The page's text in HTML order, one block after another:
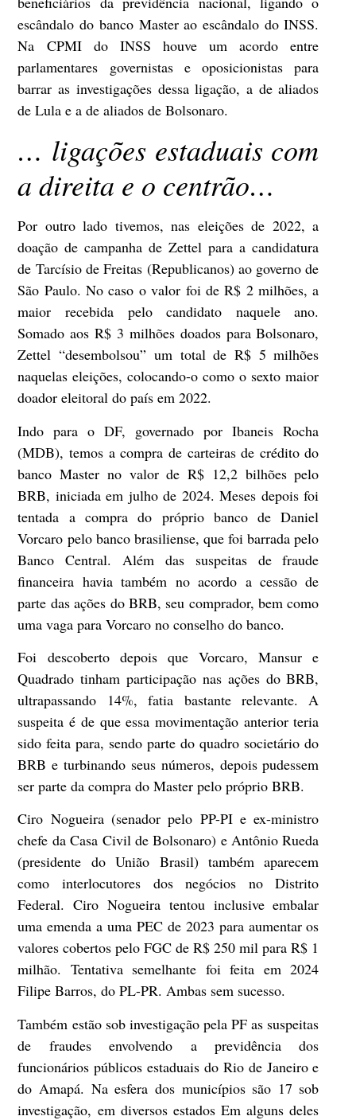
escândalo do banco Master ao escândalo do INSS.
Na CPMI do INSS houve um acordo entre
parlamentares governistas e oposicionistas para
barrar as investigações dessa ligação, a de aliados
de Lula e a de aliados de Bolsonaro.
… ligações estaduais com
a direita e o centrão…
Por outro lado tivemos, nas eleições de 2022, a
doação de campanha de Zettel para a candidatura
de Tarcísio de Freitas (Republicanos) ao governo de
São Paulo. No caso o valor foi de R$ 2 milhões, a
maior recebida pelo candidato naquele ano.
Somado aos R$ 3 milhões doados para Bolsonaro,
Zettel “desembolsou” um total de R$ 5 milhões
naquelas eleições, colocando-o como o sexto maior
doador eleitoral do país em 2022.
Indo para o DF, governado por Ibaneis Rocha
(MDB), temos a compra de carteiras de crédito do
banco Master no valor de R$ 12,2 bilhões pelo
BRB, iniciada em julho de 2024. Meses depois foi
tentada a compra do próprio banco de Daniel
Vorcaro pelo banco brasiliense, que foi barrada pelo
Banco Central. Além das suspeitas de fraude
financeira havia também no acordo a cessão de
parte das ações do BRB, seu comprador, bem como
uma vaga para Vorcaro no conselho do banco.
Foi descoberto depois que Vorcaro, Mansur e
Quadrado tinham participação nas ações do BRB,
ultrapassando 14%, fatia bastante relevante. A
suspeita é de que essa movimentação anterior teria
sido feita para, sendo parte do quadro societário do
BRB e turbinando seus números, depois pudessem
ser parte da compra do Master pelo próprio BRB.
Ciro Nogueira (senador pelo PP-PI e ex-ministro
chefe da Casa Civil de Bolsonaro) e Antônio Rueda
(presidente do União Brasil) também aparecem
como interlocutores dos negócios no Distrito
Federal. Ciro Nogueira tentou inclusive embalar
uma emenda a uma PEC de 2023 para aumentar os
valores cobertos pelo FGC de R$ 250 mil para R$ 1
milhão. Tentativa semelhante foi feita em 2024
Filipe Barros, do PL-PR. Ambas sem sucesso.
Também estão sob investigação pela PF as suspeitas
de fraudes envolvendo a previdência dos
funcionários públicos estaduais do Rio de Janeiro e
do Amapá. Na esfera dos municípios são 17 sob
investigação, em diversos estados Em alguns deles